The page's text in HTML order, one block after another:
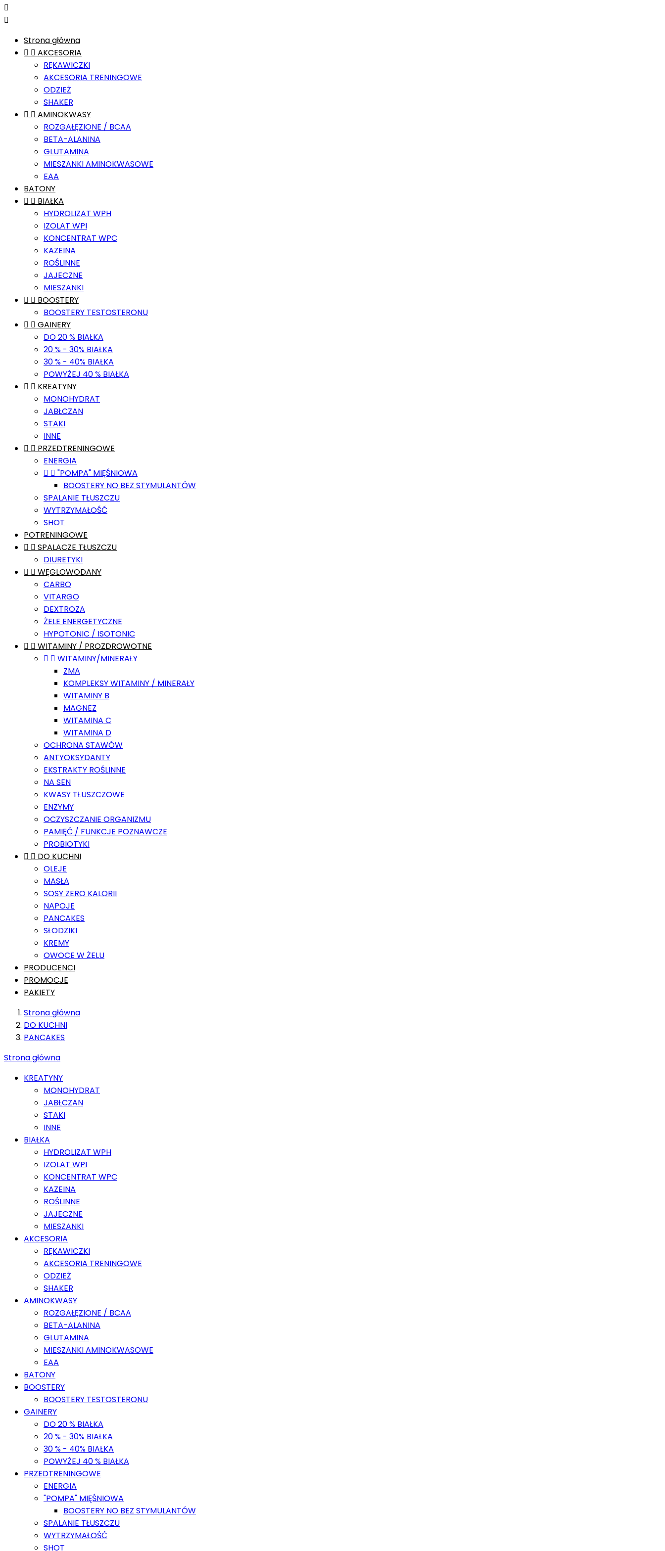


Strona główna
  AKCESORIA
RĘKAWICZKI
AKCESORIA TRENINGOWE
ODZIEŻ
SHAKER
  AMINOKWASY
ROZGAŁĘZIONE / BCAA
BETA-ALANINA
GLUTAMINA
MIESZANKI AMINOKWASOWE
EAA
BATONY
  BIAŁKA
HYDROLIZAT WPH
IZOLAT WPI
KONCENTRAT WPC
KAZEINA
ROŚLINNE
JAJECZNE
MIESZANKI
  BOOSTERY
BOOSTERY TESTOSTERONU
  GAINERY
DO 20 % BIAŁKA
20 % - 30% BIAŁKA
30 % - 40% BIAŁKA
POWYŻEJ 40 % BIAŁKA
  KREATYNY
MONOHYDRAT
JABŁCZAN
STAKI
INNE
  PRZEDTRENINGOWE
ENERGIA
  "POMPA" MIĘŚNIOWA
BOOSTERY NO BEZ STYMULANTÓW
SPALANIE TŁUSZCZU
WYTRZYMAŁOŚĆ
SHOT
POTRENINGOWE
  SPALACZE TŁUSZCZU
DIURETYKI
  WĘGLOWODANY
CARBO
VITARGO
DEXTROZA
ŻELE ENERGETYCZNE
HYPOTONIC / ISOTONIC
  WITAMINY / PROZDROWOTNE
  WITAMINY/MINERAŁY
ZMA
KOMPLEKSY WITAMINY / MINERAŁY
WITAMINY B
MAGNEZ
WITAMINA C
WITAMINA D
OCHRONA STAWÓW
ANTYOKSYDANTY
EKSTRAKTY ROŚLINNE
NA SEN
KWASY TŁUSZCZOWE
ENZYMY
OCZYSZCZANIE ORGANIZMU
PAMIĘĆ / FUNKCJE POZNAWCZE
PROBIOTYKI
  DO KUCHNI
OLEJE
MASŁA
SOSY ZERO KALORII
NAPOJE
PANCAKES
SŁODZIKI
KREMY
OWOCE W ŻELU
PRODUCENCI
PROMOCJE
PAKIETY
Strona główna
DO KUCHNI
PANCAKES
Strona główna
KREATYNY
MONOHYDRAT
JABŁCZAN
STAKI
INNE
BIAŁKA
HYDROLIZAT WPH
IZOLAT WPI
KONCENTRAT WPC
KAZEINA
ROŚLINNE
JAJECZNE
MIESZANKI
AKCESORIA
RĘKAWICZKI
AKCESORIA TRENINGOWE
ODZIEŻ
SHAKER
AMINOKWASY
ROZGAŁĘZIONE / BCAA
BETA-ALANINA
GLUTAMINA
MIESZANKI AMINOKWASOWE
EAA
BATONY
BOOSTERY
BOOSTERY TESTOSTERONU
GAINERY
DO 20 % BIAŁKA
20 % - 30% BIAŁKA
30 % - 40% BIAŁKA
POWYŻEJ 40 % BIAŁKA
PRZEDTRENINGOWE
ENERGIA
"POMPA" MIĘŚNIOWA
BOOSTERY NO BEZ STYMULANTÓW
SPALANIE TŁUSZCZU
WYTRZYMAŁOŚĆ
SHOT